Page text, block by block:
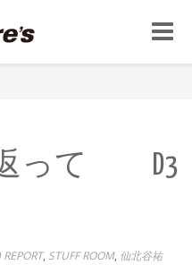
Toggle
返って D3
REPORT, STUFF ROOM, 仙北谷祐